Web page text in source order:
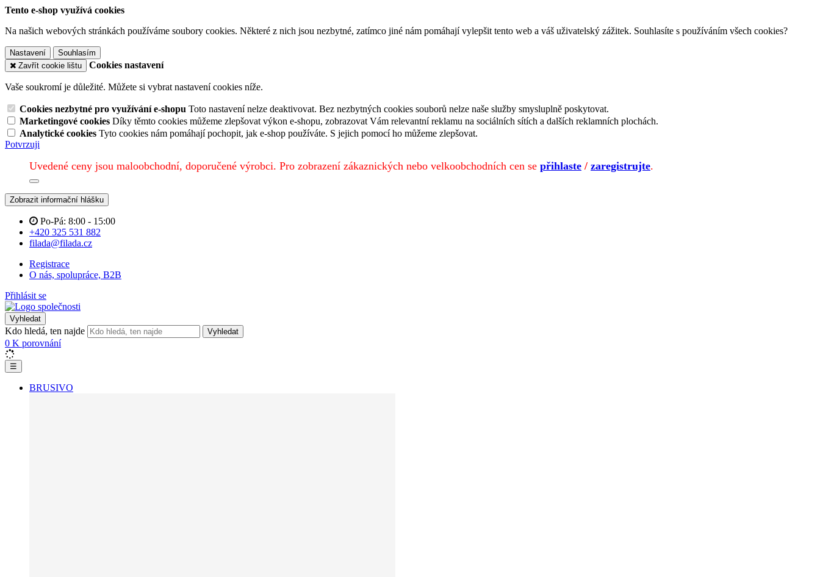
Tento e-shop využívá cookies
Na našich webových stránkách používáme soubory cookies. Některé z nich jsou nezbytné, zatímco jiné nám pomáhají vylepšit tento web a váš uživatelský zážitek. Souhlasíte s používáním všech cookies?
Nastavení
Souhlasím
Zavřít cookie lištu
Cookies nastavení
Vaše soukromí je důležité. Můžete si vybrat nastavení cookies níže.
Cookies nezbytné pro využívání e-shopu Toto nastavení nelze deaktivovat. Bez nezbytných cookies souborů nelze naše služby smysluplně poskytovat.
Marketingové cookies Díky těmto cookies můžeme zlepšovat výkon e-shopu, zobrazovat Vám relevantní reklamu na sociálních sítích a dalších reklamních plochách.
Analytické cookies Tyto cookies nám pomáhají pochopit, jak e-shop používáte. S jejich pomocí ho můžeme zlepšovat.
Potvrzuji
Uvedené ceny jsou maloobchodní, doporučené výrobci. Pro zobrazení zákaznických nebo velkoobchodních cen se přihlaste / zaregistrujte.
Zobrazit informační hlášku
Po-Pá: 8:00 - 15:00
+420 325 531 882
filada@filada.cz
Registrace
O nás, spolupráce, B2B
Přihlásit se
Vyhledat
Kdo hledá, ten najde Vyhledat
0 K porovnání
☰
BRUSIVO